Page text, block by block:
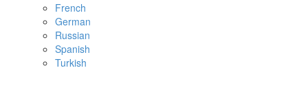
French
German
Russian
Spanish
Turkish